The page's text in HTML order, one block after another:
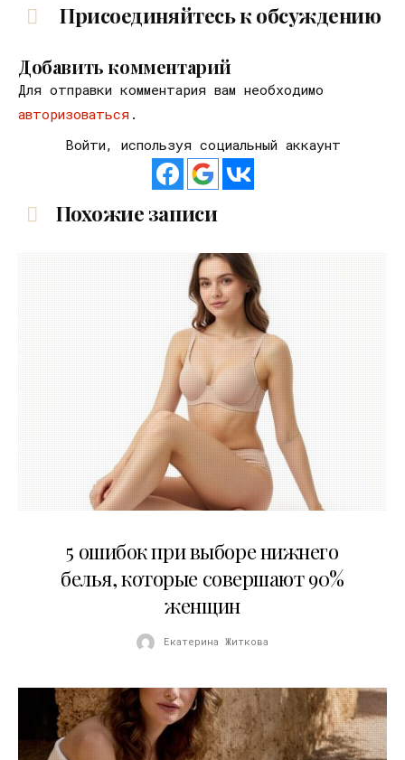
Присоединяйтесь к обсуждению
Добавить комментарий
Для отправки комментария вам необходимо
авторизоваться .
Войти, используя социальный аккаунт
Похожие записи
5 ошибок при выборе нижнего
белья, которые совершают 90%
женщин
Екатерина Житкова